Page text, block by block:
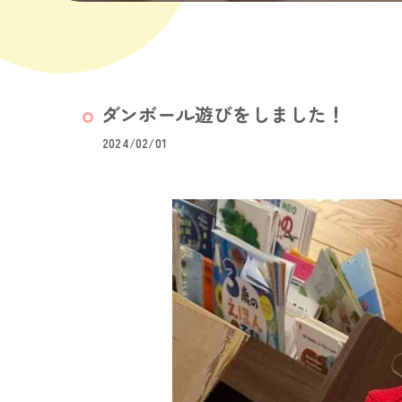
ダンボール遊びをしました！
2024/02/01